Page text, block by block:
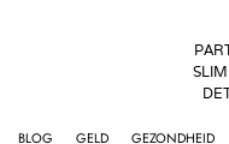
BLOG GELD GEZONDHEID